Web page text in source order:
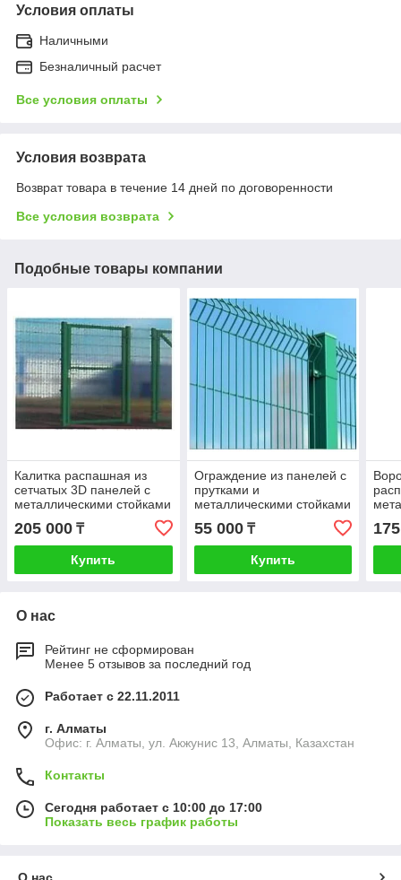
Условия оплаты
Наличными
Безналичный расчет
Все условия оплаты
Условия возврата
Возврат товара в течение 14 дней по договоренности
Все условия возврата
Подобные товары компании
Калитка распашная из
сетчатых 3D панелей с
металлическими стойками
205 000 ₸
Купить
Ограждение из панелей с
прутками и
металлическими стойками
тип 3D 2.5*0.83 м
55 000₸
Купить
О нас
Рейтинг не сформирован
Менее 5 отзывов за последний год
Работает с 22.11.2011
г. Алматы
Офис: г. Алматы, ул. Акжунис 13, Алматы, Казахстан
Контакты
Сегодня работает с 10:00 до 17:00
Показать весь график работы